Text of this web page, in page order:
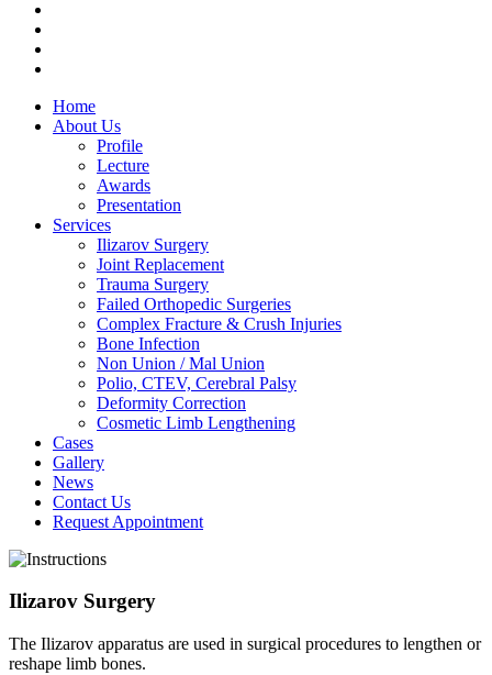
Home
About Us
Profile
Lecture
Awards
Presentation
Services
Ilizarov Surgery
Joint Replacement
Trauma Surgery
Failed Orthopedic Surgeries
Complex Fracture & Crush Injuries
Bone Infection
Non Union / Mal Union
Polio, CTEV, Cerebral Palsy
Deformity Correction
Cosmetic Limb Lengthening
Cases
Gallery
News
Contact Us
Request Appointment
Ilizarov Surgery
The Ilizarov apparatus are used in surgical procedures to lengthen or
reshape limb bones.